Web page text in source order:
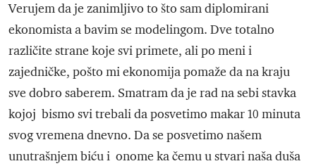
Verujem da je zanimljivo to što sam diplomirani
ekonomista a bavim se modelingom. Dve totalno
različite strane koje svi primete, ali po meni i
zajedničke, pošto mi ekonomija pomaže da na kraju
sve dobro saberem. Smatram da je rad na sebi stavka
kojoj bismo svi trebali da posvetimo makar 10 minuta
svog vremena dnevno. Da se posvetimo našem
unutrašnjem biću i onome ka čemu u stvari naša duša